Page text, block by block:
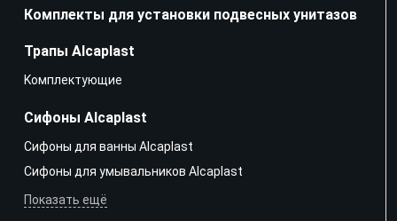
Комплекты для установки подвесных унитазов
Трапы Alcaplast
Kомплектующие
Сифоны Alcaplast
Сифоны для ванны Alcaplast
Сифоны для умывальников Alcaplast
Показать ещё